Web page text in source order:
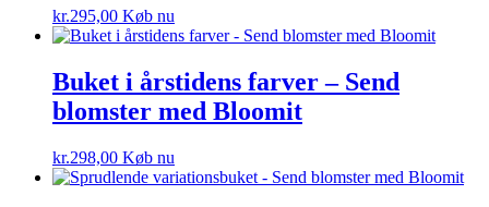
kr.295,00 Køb nu
Buket i årstidens farver – Send
blomster med Bloomit
kr.298,00 Køb nu